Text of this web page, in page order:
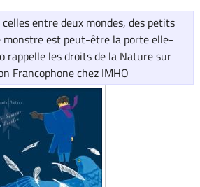
entre deux mondes, des petits
monstre est peut-être la porte elle-
rappelle les droits de la Nature sur
Francophone chez IMHO